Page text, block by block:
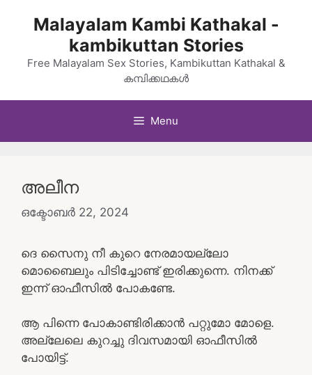
Malayalam Kambi Kathakal -
kambikuttan Stories
Free Malayalam Sex Stories, Kambikuttan Kathakal &
കമ്പിക്കഥകൾ
Menu
അലീന
ഒക്ടോബർ 22, 2024
ദെ സൈനു നീ കുറെ നേരമായല്ലോ
മൊബൈലും പിടിച്ചോണ്ട് ഇരിക്കുന്നെ. നിനക്ക്
ഇന്ന് ഓഫീസിൽ പോകണ്ടേ.
ആ പിന്നെ പോകാണ്ടിരിക്കാൻ പറ്റുമോ മോളെ.
അല്ലേലെ കുറച്ചു ദിവസമായി ഓഫീസിൽ
പോയിട്ട്.